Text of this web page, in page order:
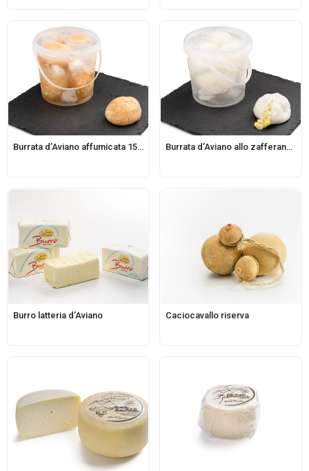
Burrata d’Aviano affumicata 150g Burrata d’Aviano allo zafferano 150g
Burro latteria d’Aviano Caciocavallo riserva